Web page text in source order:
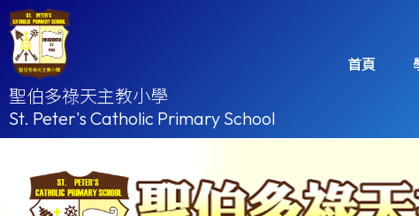
聖伯多祿天主教小學
St. Peter's Catholic Primary School
首頁